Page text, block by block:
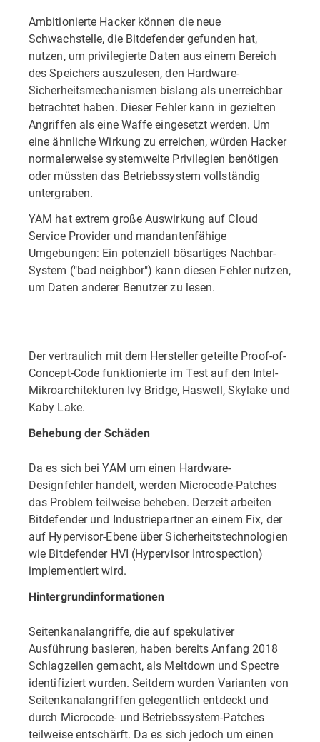
Ambitionierte Hacker können die neue
Schwachstelle, die Bitdefender gefunden hat,
nutzen, um privilegierte Daten aus einem Bereich
des Speichers auszulesen, den Hardware-
Sicherheitsmechanismen bislang als unerreichbar
betrachtet haben. Dieser Fehler kann in gezielten
Angriffen als eine Waffe eingesetzt werden. Um
eine ähnliche Wirkung zu erreichen, würden Hacker
normalerweise systemweite Privilegien benötigen
oder müssten das Betriebssystem vollständig
untergraben.
YAM hat extrem große Auswirkung auf Cloud
Service Provider und mandantenfähige
Umgebungen: Ein potenziell bösartiges Nachbar-
System ("bad neighbor") kann diesen Fehler nutzen,
um Daten anderer Benutzer zu lesen.
Der vertraulich mit dem Hersteller geteilte Proof-of-
Concept-Code funktionierte im Test auf den Intel-
Mikroarchitekturen Ivy Bridge, Haswell, Skylake und
Kaby Lake.
Behebung der Schäden
Da es sich bei YAM um einen Hardware-
Designfehler handelt, werden Microcode-Patches
das Problem teilweise beheben. Derzeit arbeiten
Bitdefender und Industriepartner an einem Fix, der
auf Hypervisor-Ebene über Sicherheitstechnologien
wie Bitdefender HVI (Hypervisor Introspection)
implementiert wird.
Hintergrundinformationen
Seitenkanalangriffe, die auf spekulativer
Ausführung basieren, haben bereits Anfang 2018
Schlagzeilen gemacht, als Meltdown und Spectre
identifiziert wurden. Seitdem wurden Varianten von
Seitenkanalangriffen gelegentlich entdeckt und
durch Microcode- und Betriebssystem-Patches
teilweise entschärft. Da es sich jedoch um einen